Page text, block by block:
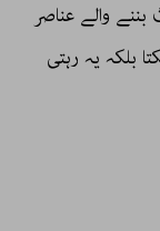
والے عناصر
بلکہ یہ رہتی